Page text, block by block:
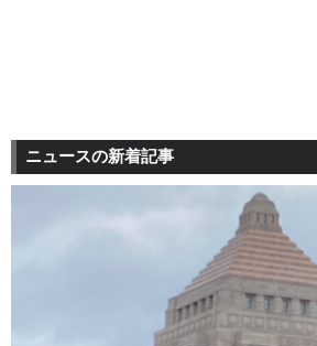
ニュースの新着記事